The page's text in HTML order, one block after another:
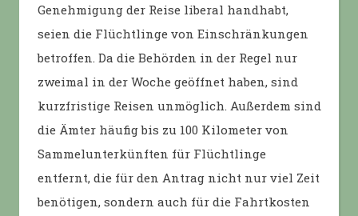
Genehmigung der Reise liberal handhabt,
seien die Flüchtlinge von Einschränkungen
betroffen. Da die Behörden in der Regel nur
zweimal in der Woche geöffnet haben, sind
kurzfristige Reisen unmöglich. Außerdem sind
die Ämter häufig bis zu 100 Kilometer von
Sammelunterkünften für Flüchtlinge
entfernt, die für den Antrag nicht nur viel Zeit
benötigen, sondern auch für die Fahrtkosten